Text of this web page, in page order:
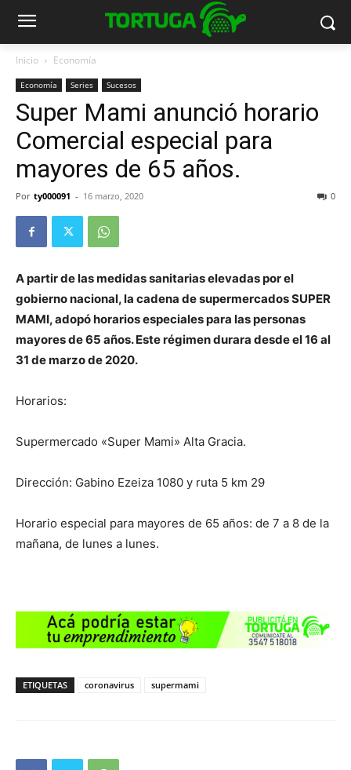
Inicio Economía
Economía Series Sucesos
Super Mami anunció horario
Comercial especial para
mayores de 65 años.
Por ty000091 - 16 marzo, 2020 0
A partir de las medidas sanitarias elevadas por el
gobierno nacional, la cadena de supermercados SUPER
MAMI, adopó horarios especiales para las personas
mayores de 65 años. Este régimen durara desde el 16 al
31 de marzo de 2020.
Horarios:
Supermercado «Super Mami» Alta Gracia.
Dirección: Gabino Ezeiza 1080 y ruta 5 km 29
Horario especial para mayores de 65 años: de 7 a 8 de la
mañana, de lunes a lunes.
ETIQUETAS coronavirus supermami